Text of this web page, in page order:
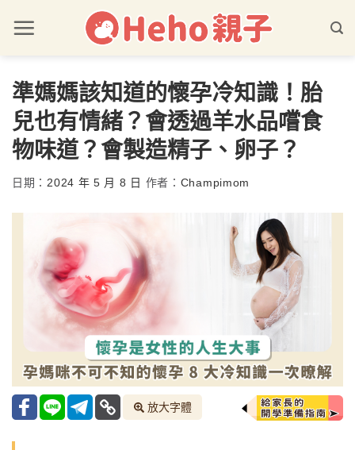
準媽媽該知道的懷孕冷知識！胎
兒也有情緒？會透過羊水品嚐食
物味道？會製造精子、卵子？
日期： 2024 年 5 月 8 日 作者： Champimom
放大字體